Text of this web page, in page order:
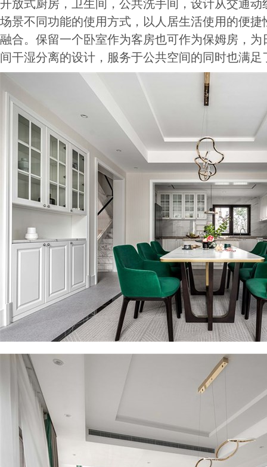
开放式厨房，卫生间，公共洗手间，设计从交通
场景不同功能的使用方式，以人居生活使用的便
融合。保留一个卧室作为客房也可作为保姆房，
间干湿分离的设计，服务于公共空间的同时也满